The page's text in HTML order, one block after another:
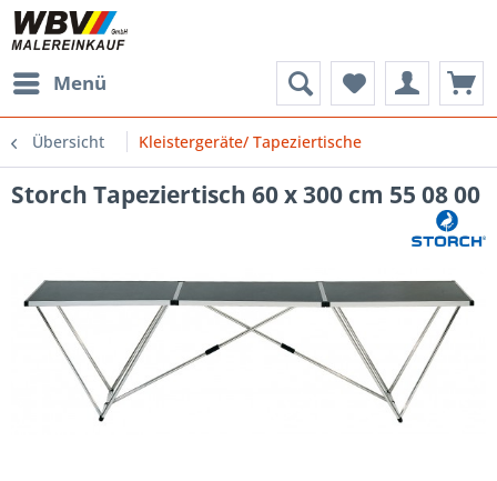
Menü
Übersicht Kleistergeräte/ Tapeziertische
Storch Tapeziertisch 60 x 300 cm 55 08 00